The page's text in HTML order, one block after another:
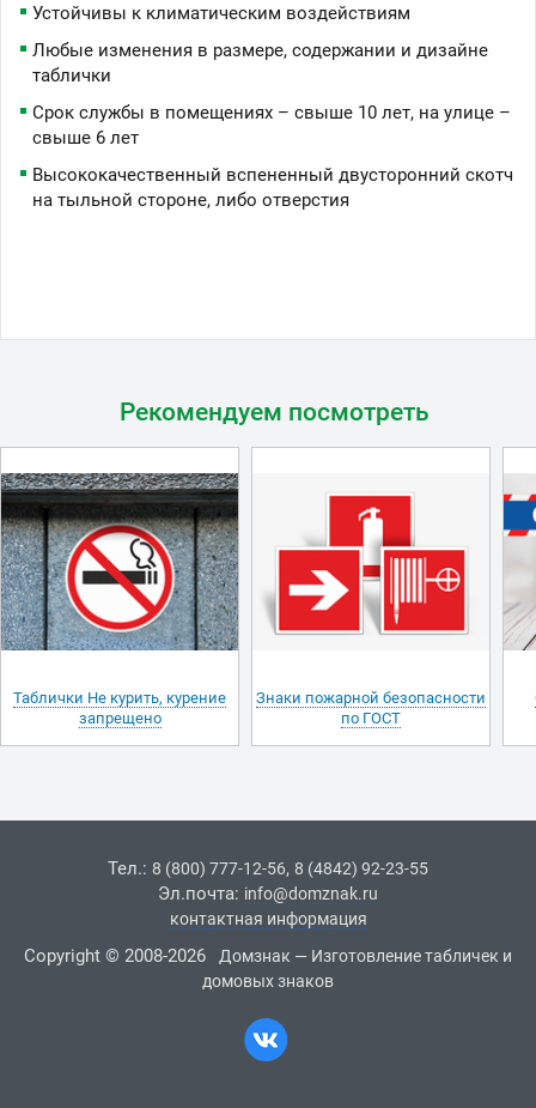
Устойчивы к климатическим воздействиям
Любые изменения в размере, содержании и дизайне
таблички
Срок службы в помещениях – свыше 10 лет, на улице –
свыше 6 лет
Высококачественный вспененный двусторонний скотч
на тыльной стороне, либо отверстия
Рекомендуем посмотреть
Таблички Не курить, курение
запрещено
Знаки пожарной безопасности
по ГОСТ
Тел.: 8 (800) 777-12-56, 8 (4842) 92-23-55
Эл.почта: info@domznak.ru
контактная информация
Copyright © 2008-2026
Домзнак — Изготовление табличек и
домовых знаков